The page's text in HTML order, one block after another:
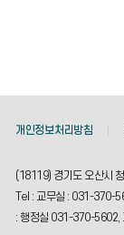
개인정보처리방침
(18119) 경기도 오산시
Tel : 교무실 : 031-370-
: 행정실 031-370-5602,